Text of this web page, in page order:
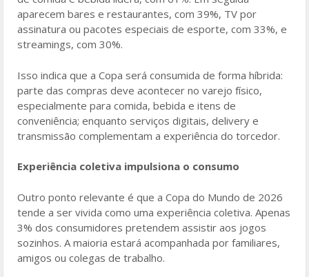
aparecem bares e restaurantes, com 39%, TV por
assinatura ou pacotes especiais de esporte, com 33%, e
streamings, com 30%.
Isso indica que a Copa será consumida de forma híbrida:
parte das compras deve acontecer no varejo físico,
especialmente para comida, bebida e itens de
conveniência; enquanto serviços digitais, delivery e
transmissão complementam a experiência do torcedor.
Experiência coletiva impulsiona o consumo
Outro ponto relevante é que a Copa do Mundo de 2026
tende a ser vivida como uma experiência coletiva. Apenas
3% dos consumidores pretendem assistir aos jogos
sozinhos. A maioria estará acompanhada por familiares,
amigos ou colegas de trabalho.